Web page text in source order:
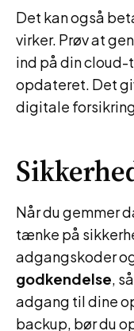
Det kan også
virker. Prøv at
ind på din cloud-
opdateret. Det
digitale
Når du gemmer
tænke på
adgangskoder
godkendelse,
adgang til dine
backup, bør du